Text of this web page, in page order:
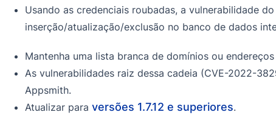
Usando as credenciais roubadas, a vulnerabilidade
inserção/atualização/exclusão no banco de dados
Mantenha uma lista branca de domínios ou
As vulnerabilidades raiz dessa cadeia (CVE-2022-
Appsmith.
Atualizar para versões 1.7.12 e superiores.